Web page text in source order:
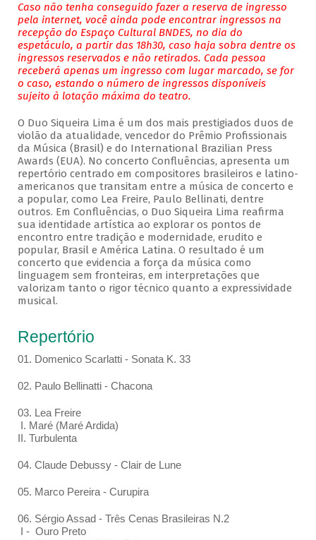
Caso não tenha conseguido fazer a reserva de ingresso
pela internet, você ainda pode encontrar ingressos na
recepção do Espaço Cultural BNDES, no dia do
espetáculo, a partir das 18h30, caso haja sobra dentre os
ingressos reservados e não retirados. Cada pessoa
receberá apenas um ingresso com lugar marcado, se for
o caso, estando o número de ingressos disponíveis
sujeito à lotação máxima do teatro.
O Duo Siqueira Lima é um dos mais prestigiados duos de
violão da atualidade, vencedor do Prêmio Profissionais
da Música (Brasil) e do International Brazilian Press
Awards (EUA). No concerto Confluências, apresenta um
repertório centrado em compositores brasileiros e latino-
americanos que transitam entre a música de concerto e
a popular, como Lea Freire, Paulo Bellinati, dentre
outros. Em Confluências, o Duo Siqueira Lima reafirma
sua identidade artística ao explorar os pontos de
encontro entre tradição e modernidade, erudito e
popular, Brasil e América Latina. O resultado é um
concerto que evidencia a força da música como
linguagem sem fronteiras, em interpretações que
valorizam tanto o rigor técnico quanto a expressividade
musical.
Repertório
01. Domenico Scarlatti - Sonata K. 33
02. Paulo Bellinatti - Chacona
03. Lea Freire
I. Maré (Maré Ardida)
II. Turbulenta
04. Claude Debussy - Clair de Lune
05. Marco Pereira - Curupira
06. Sérgio Assad - Três Cenas Brasileiras N.2
I - Ouro Preto